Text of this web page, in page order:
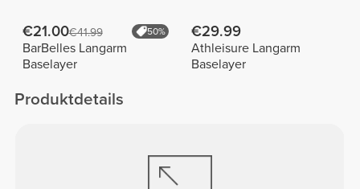
€21.00€41.99 50%
BarBelles Langarm
Baselayer
€29.99
Athleisure Langarm
Baselayer
Produktdetails